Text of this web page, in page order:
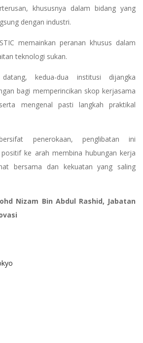
khususnya dalam bidang yang
dengan industri.
memainkan peranan khusus dalam
teknologi sukan.
kedua-dua institusi dijangka
bagi memperincikan skop kerjasama
mengenal pasti langkah praktikal
penerokaan, penglibatan ini
ke arah membina hubungan kerja
bersama dan kekuatan yang saling
Nizam Bin Abdul Rashid, Jabatan